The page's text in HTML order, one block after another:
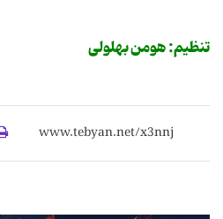
تنظیم: هومن بهلولی